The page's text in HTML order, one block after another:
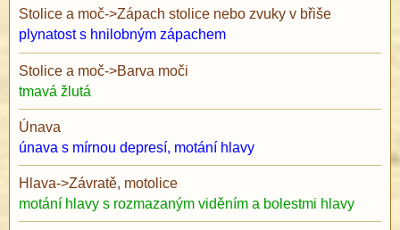
Stolice a moč->Zápach stolice nebo zvuky v břiše
plynatost s hnilobným zápachem
Stolice a moč->Barva moči
tmavá žlutá
Únava
únava s mírnou depresí, motání hlavy
Hlava->Závratě, motolice
motání hlavy s rozmazaným viděním a bolestmi hlavy